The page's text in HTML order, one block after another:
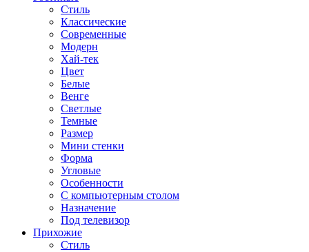
Стиль
Классические
Современные
Модерн
Хай-тек
Цвет
Белые
Венге
Светлые
Темные
Размер
Мини стенки
Форма
Угловые
Особенности
С компьютерным столом
Назначение
Под телевизор
Прихожие
Стиль